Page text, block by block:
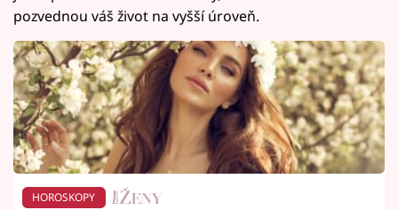
pozvednou váš život na vyšší úroveň.
HOROSKOPY